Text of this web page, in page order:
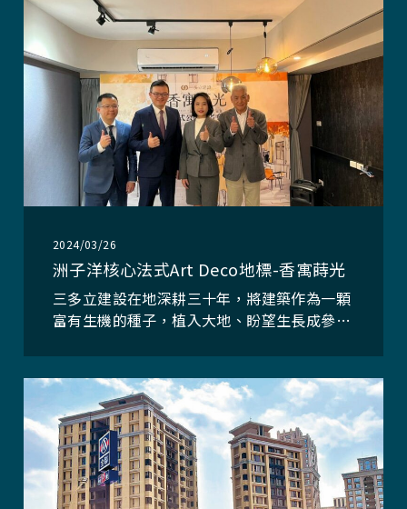
2024/03/26
洲子洋核心法式Art Deco地標-香寓蒔光
三多立建設在地深耕三十年，將建築作為一顆
富有生機的種子，植入大地、盼望生長成參天
突破與超越，於多年來屢獲建築金石獎。秉持
在看不見的細節中，以精準高強度的防水工
程，帶給居住者細膩且安心無虞的住宅環境，
在